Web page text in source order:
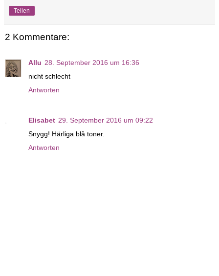
Teilen
2 Kommentare:
Allu 28. September 2016 um 16:36
nicht schlecht
Antworten
Elisabet 29. September 2016 um 09:22
Snygg! Härliga blå toner.
Antworten